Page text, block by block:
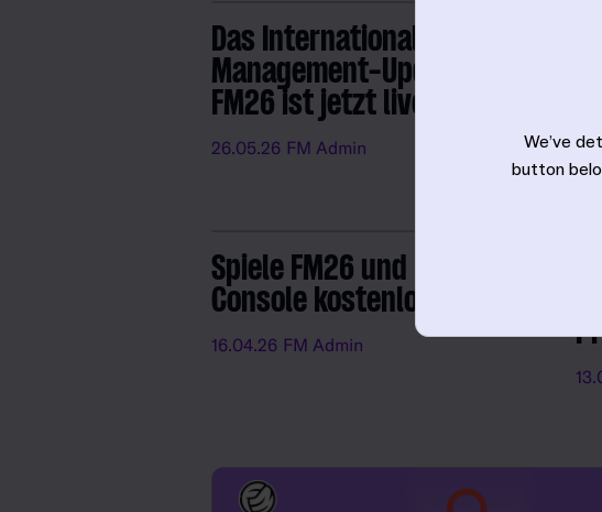
Das International
Management-Update für
FM26 ist jetzt live
26.05.26 FM Admin
Spiele FM26 und FM26
Console kostenlos
16.04.26 FM Admin
We’ve
button